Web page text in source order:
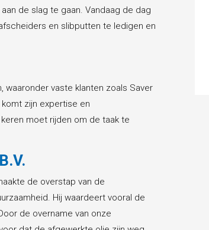
de slag te gaan. Vandaag de dag
en slibputten te ledigen en
waaronder vaste klanten zoals Saver
zijn expertise en
moet rijden om de taak te
de overstap van de
Hij waardeert vooral de
de overname van onze